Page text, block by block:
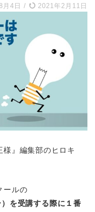
月4日 / 2021年2月11日
様』編集部のヒロキ
ールの
を受講する際に１番